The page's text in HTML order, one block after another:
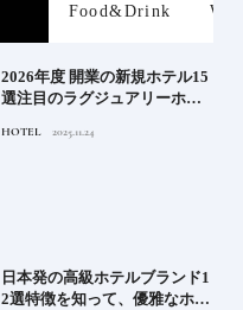
Food&Drink
2026年度 開業の新規ホテル15
選注目のラグジュアリーホテ
ィホテルまでご紹介【前編】
HOTEL 2025.11.24
日本発の高級ホテルブランド1
2選特徴を知って、優雅なホテ